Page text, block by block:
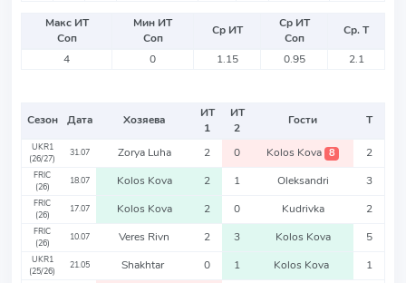
Макс ИТ
Соп
Мин ИТ
Соп
Ср ИТ
Ср ИТ
Соп
Ср. Т
4
0 1.15 0.95 2.1
Сезон Дата Хозяева
ИТ
1
ИТ
2
Гости Т
UKR1
(26/27)
31.07 Zorya Luha 2 0 Kolos Kova 8 2
FRIC
(26)
18.07 Kolos Kova 2 1 Oleksandri 3
FRIC
(26)
17.07 Kolos Kova 2 0 Kudrivka 2
FRIC
(26)
10.07 Veres Rivn 2 3 Kolos Kova 5
UKR1
(25/26)
21.05 Shakhtar 0 1 Kolos Kova 1